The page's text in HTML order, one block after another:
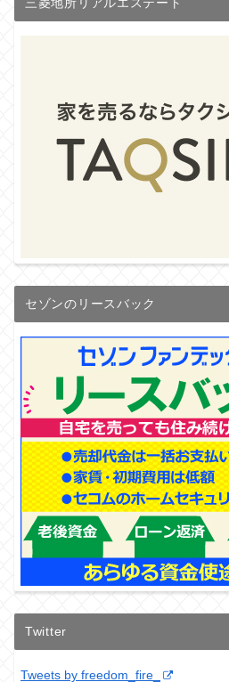
三菱地所リアルエステート
セゾンのリースバック
Twitter
Tweets by freedom_fire_